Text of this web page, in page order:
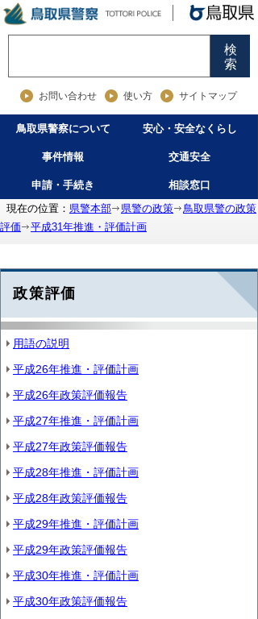
検
索
お問い合わせ 使い方 サイトマップ
鳥取県警察について 安心・安全なくらし
事件情報 交通安全
申請・手続き
相談窓口
現在の位置： 県警本部 県警の政策
鳥取県警の政策
評価
平成31年推進・評価計画
政策評価
用語の説明
平成26年推進・評価計画
平成26年政策評価報告
平成27年推進・評価計画
平成27年政策評価報告
平成28年推進・評価計画
平成28年政策評価報告
平成29年推進・評価計画
平成29年政策評価報告
平成30年推進・評価計画
平成30年政策評価報告